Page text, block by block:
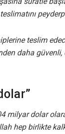
teslim
daha güvenli,
dolar
hep birlikte